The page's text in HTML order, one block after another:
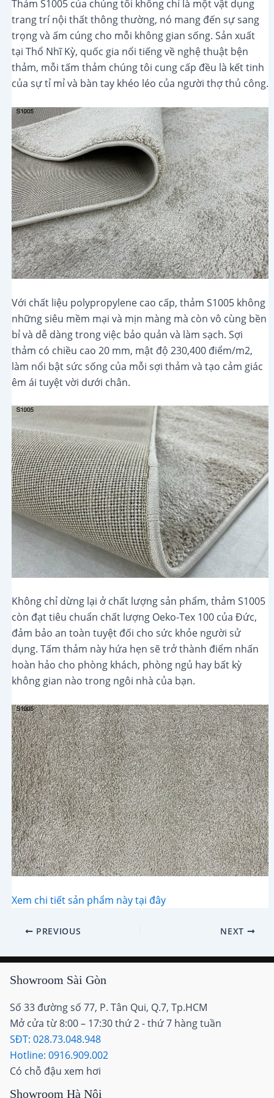
Thảm S1005 của chúng tôi không chỉ là một vật dụng
trang trí nội thất thông thường, nó mang đến sự sang
trọng và ấm cúng cho mỗi không gian sống. Sản xuất
tại Thổ Nhĩ Kỳ, quốc gia nổi tiếng về nghệ thuật bện
thảm, mỗi tấm thảm chúng tôi cung cấp đều là kết tinh
của sự tỉ mỉ và bàn tay khéo léo của người thợ thủ công.
Với chất liệu polypropylene cao cấp, thảm S1005 không
những siêu mềm mại và mịn màng mà còn vô cùng bền
bỉ và dễ dàng trong việc bảo quản và làm sạch. Sợi
thảm có chiều cao 20 mm, mật độ 230,400 điểm/m2,
làm nổi bật sức sống của mỗi sợi thảm và tạo cảm giác
êm ái tuyệt vời dưới chân.
Không chỉ dừng lại ở chất lượng sản phẩm, thảm S1005
còn đạt tiêu chuẩn chất lượng Oeko-Tex 100 của Đức,
đảm bảo an toàn tuyệt đối cho sức khỏe người sử
dụng. Tấm thảm này hứa hẹn sẽ trở thành điểm nhấn
hoàn hảo cho phòng khách, phòng ngủ hay bất kỳ
không gian nào trong ngôi nhà của bạn.
Xem chi tiết sản phẩm này tại đây
Post PREVIOUS NEXT
Showroom Sài Gòn
Số 33 đường số 77, P. Tân Qui, Q.7, Tp.HCM
Mở cửa từ 8:00 – 17:30 thứ 2 - thứ 7 hàng tuần
SĐT: 028.73.048.948
Hotline: 0916.909.002
Có chỗ đậu xem hơi
Showroom Hà Nội